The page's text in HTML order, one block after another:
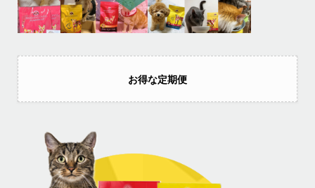
お得な定期便